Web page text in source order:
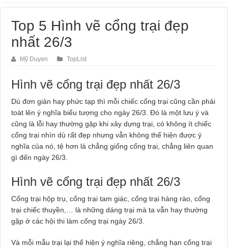
Top 5 Hình vẽ cổng trại đẹp
nhất 26/3
Mỹ Duyen TopList
Hình vẽ cổng trại đẹp nhất 26/3
Dù đơn giản hay phức tạp thì mỗi chiếc cổng trại cũng cần phải
toát lên ý nghĩa biểu tượng cho ngày 26/3. Đó là một lưu ý và
cũng là lỗi hay thường gặp khi xây dựng trại, có không ít chiếc
cổng trại nhìn dù rất đẹp nhưng vẫn không thể hiện được ý
nghĩa của nó, tệ hơn là chẳng giống cổng trại, chẳng liên quan
gì đến ngày 26/3.
Hình vẽ cổng trại đẹp nhất 26/3
Cổng trại hộp trụ, cổng trại tam giác, cổng trại hàng rào, cổng
trại chiếc thuyền,… là những dáng trại mà ta vẫn hay thường
gặp ở các hội thi làm cổng trại ngày 26/3.
Và mỗi mẫu trại lại thể hiện ý nghĩa riêng, chẳng hạn cổng trại